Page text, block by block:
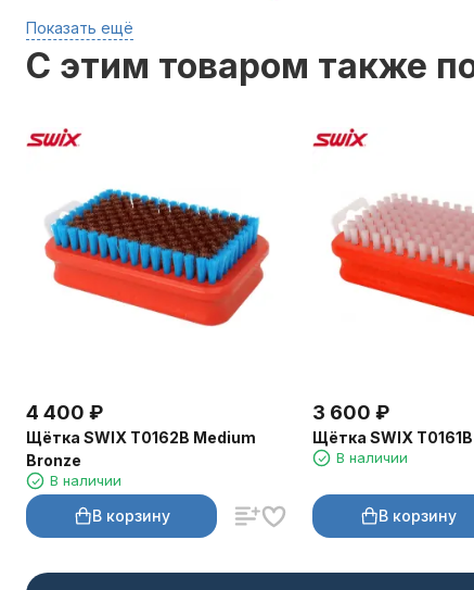
Показать ещё
C этим товаром также
4 400 ₽
Щётка SWIX T0162B Medium
Bronze
В наличии
В корзину
3 600 ₽
Щётка SWIX
В наличии
В корзину